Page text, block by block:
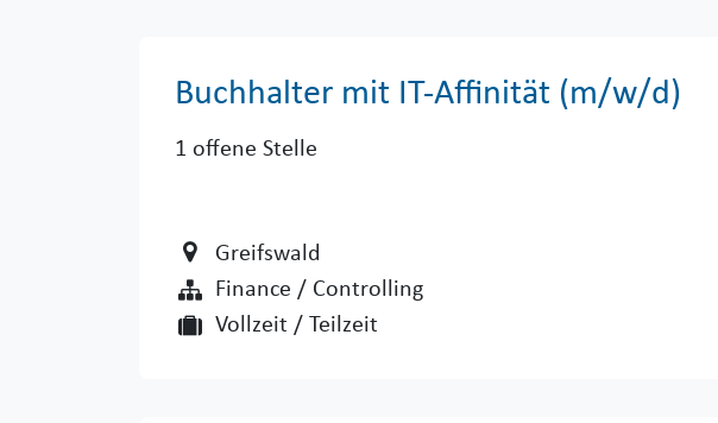
Buchhalter mit IT-Affinität (m/w/d) ​
1 offene Stelle
Greifswald
Finance / Controlling
Vollzeit / Teilzeit